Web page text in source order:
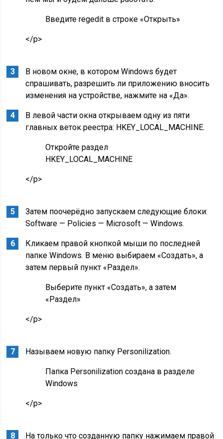
Введите regedit в строке «Открыть»
</p>
В новом окне, в котором Windows будет
спрашивать, разрешить ли приложению вносить
изменения на устройстве, нажмите на «Да».
В левой части окна открываем одну из пяти
главных веток реестра: HKEY_LOCAL_MACHINE.
Откройте раздел
HKEY_LOCAL_MACHINE
</p>
Затем поочерёдно запускаем следующие блоки:
Software — Policies — Microsoft — Windows.
Кликаем правой кнопкой мыши по последней
папке Windows. В меню выбираем «Создать», а
затем первый пункт «Раздел».
Выберите пункт «Создать», а затем
«Раздел»
</p>
Называем новую папку Personilization.
Папка Personilization создана в разделе
Windows
</p>
На только что созданную папку нажимаем правой